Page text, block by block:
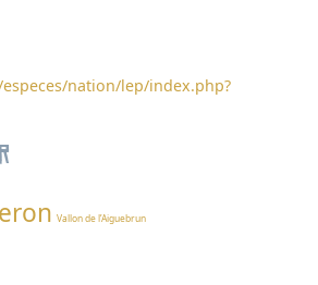
nation/lep/index.php?
Vallon de l’Aiguebrun